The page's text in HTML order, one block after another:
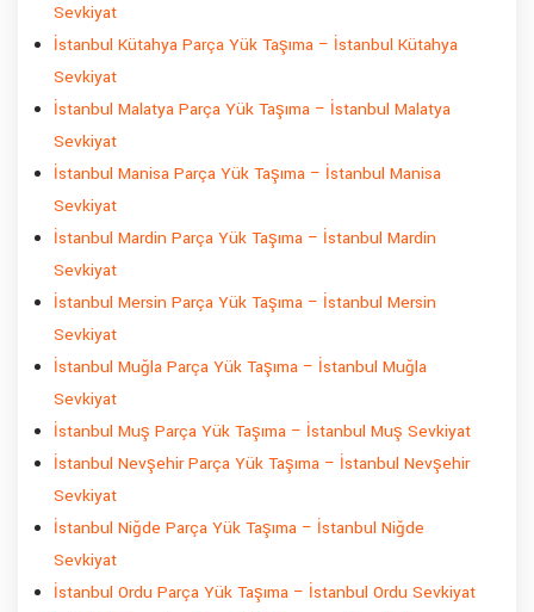
Sevkiyat
İstanbul Kütahya Parça Yük Taşıma – İstanbul Kütahya
Sevkiyat
İstanbul Malatya Parça Yük Taşıma – İstanbul Malatya
Sevkiyat
İstanbul Manisa Parça Yük Taşıma – İstanbul Manisa
Sevkiyat
İstanbul Mardin Parça Yük Taşıma – İstanbul Mardin
Sevkiyat
İstanbul Mersin Parça Yük Taşıma – İstanbul Mersin
Sevkiyat
İstanbul Muğla Parça Yük Taşıma – İstanbul Muğla
Sevkiyat
İstanbul Muş Parça Yük Taşıma – İstanbul Muş Sevkiyat
İstanbul Nevşehir Parça Yük Taşıma – İstanbul Nevşehir
Sevkiyat
İstanbul Niğde Parça Yük Taşıma – İstanbul Niğde
Sevkiyat
İstanbul Ordu Parça Yük Taşıma – İstanbul Ordu Sevkiyat